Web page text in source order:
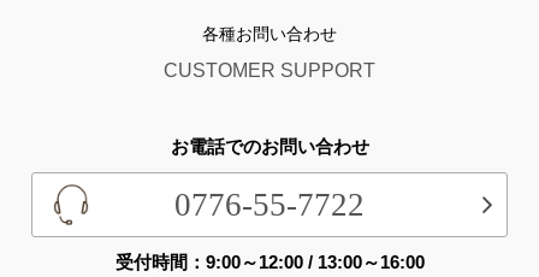
各種お問い合わせ
CUSTOMER SUPPORT
お電話でのお問い合わせ
0776-55-7722
受付時間：9:00～12:00 / 13:00～16:00